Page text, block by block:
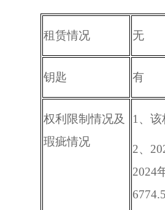
租赁情况 无
钥匙 有
权利限制情况及
瑕疵情况
1、
2、
2024